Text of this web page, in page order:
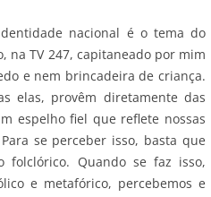
nacional é o tema do
na TV 247, capitaneado por mim
e nem brincadeira de criança.
elas, provêm diretamente das
espelho fiel que reflete nossas
se perceber isso, basta que
folclórico. Quando se faz isso,
e metafórico, percebemos e